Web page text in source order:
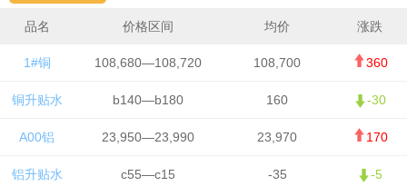
品名 价格区间 均价 涨跌
1#铜 108,680—108,720 108,700 360
铜升贴水 b140—b180 160 -30
A00铝 23,950—23,990 23,970 170
铝升贴水 c55—c15 -35 -5